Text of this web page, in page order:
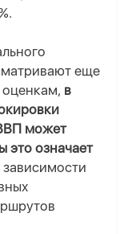
еще
в
может
это означает
зависимости